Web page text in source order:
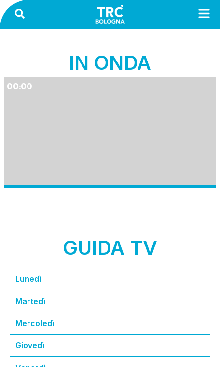
IN ONDA
GUIDA TV
Lunedì
Martedì
Mercoledì
Giovedì